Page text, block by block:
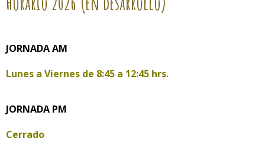
JORNADA AM
Lunes a Viernes de 8:45 a 12:45 hrs.
JORNADA PM
Cerrado